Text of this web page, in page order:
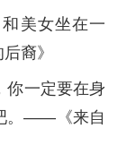
美女坐在一
裔》
你一定要在身
。——《来自